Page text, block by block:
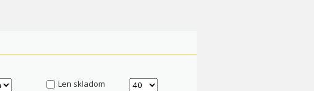
Len skladom